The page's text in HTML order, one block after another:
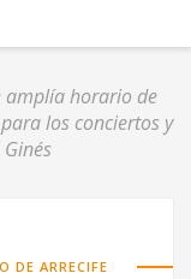
amplía horario de
los conciertos y
DE ARRECIFE